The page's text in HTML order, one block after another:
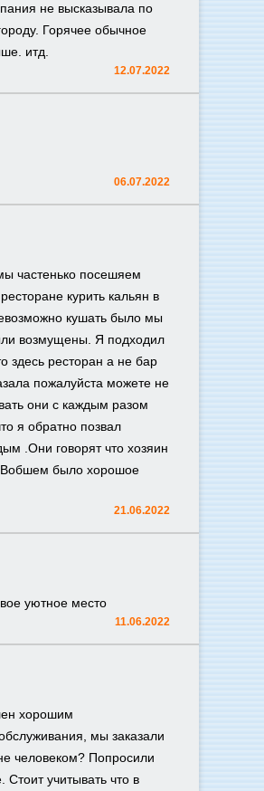
не высказывала по
Горячее обычное
итд.
12.07.2022
06.07.2022
частенько посешяем
курить кальян в
кушать было мы
возмущены. Я подходил
здесь ресторан а не бар
пожалуйста можете не
они с каждым разом
я обратно позвал
.Они говорят что хозяин
было хорошое
21.06.2022
уютное место
11.06.2022
хорошим
мы заказали
человеком? Попросили
учитывать что в